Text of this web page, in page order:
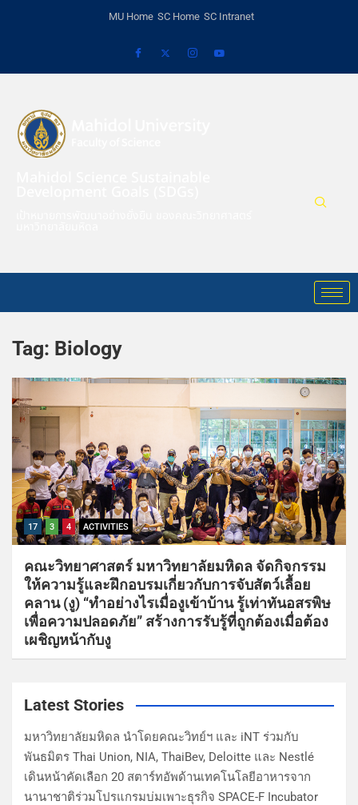
MU Home SC Home SC Intranet
Tag: Biology
17 3 4 ACTIVITIES
คณะวิทยาศาสตร์ มหาวิทยาลัยมหิดล จัดกิจกรรม
ให้ความรู้และฝึกอบรมเกี่ยวกับการจับสัตว์เลื้อย
คลาน (งู) “ทำอย่างไรเมื่องูเข้าบ้าน รู้เท่าทันอสรพิษ
เพื่อความปลอดภัย” สร้างการรับรู้ที่ถูกต้องเมื่อต้อง
เผชิญหน้ากับงู
Latest Stories
มหาวิทยาลัยมหิดล นำโดยคณะวิทย์ฯ และ iNT ร่วมกับ
พันธมิตร Thai Union, NIA, ThaiBev, Deloitte และ Nestlé
เดินหน้าคัดเลือก 20 สตาร์ทอัพด้านเทคโนโลยีอาหารจาก
นานาชาติร่วมโปรแกรมบ่มเพาะธุรกิจ SPACE-F Incubator